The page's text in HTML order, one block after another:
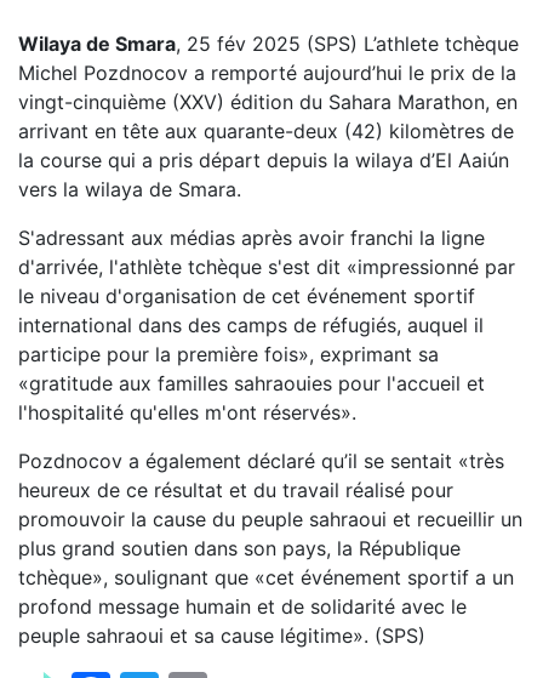
Wilaya de Smara, 25 fév 2025 (SPS) L’athlete tchèque
Michel Pozdnocov a remporté aujourd’hui le prix de la
vingt-cinquième (XXV) édition du Sahara Marathon, en
arrivant en tête aux quarante-deux (42) kilomètres de
la course qui a pris départ depuis la wilaya d’El Aaiún
vers la wilaya de Smara.
S'adressant aux médias après avoir franchi la ligne
d'arrivée, l'athlète tchèque s'est dit «impressionné par
le niveau d'organisation de cet événement sportif
international dans des camps de réfugiés, auquel il
participe pour la première fois», exprimant sa
«gratitude aux familles sahraouies pour l'accueil et
l'hospitalité qu'elles m'ont réservés».
Pozdnocov a également déclaré qu’il se sentait «très
heureux de ce résultat et du travail réalisé pour
promouvoir la cause du peuple sahraoui et recueillir un
plus grand soutien dans son pays, la République
tchèque», soulignant que «cet événement sportif a un
profond message humain et de solidarité avec le
peuple sahraoui et sa cause légitime». (SPS)